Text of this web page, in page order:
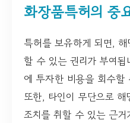
화장품특허의 중
특허를 보유하게 되면,
할 수 있는 권리가 부여
에 투자한 비용을 회수할
또한, 타인이 무단으로
조치를 취할 수 있는 근거